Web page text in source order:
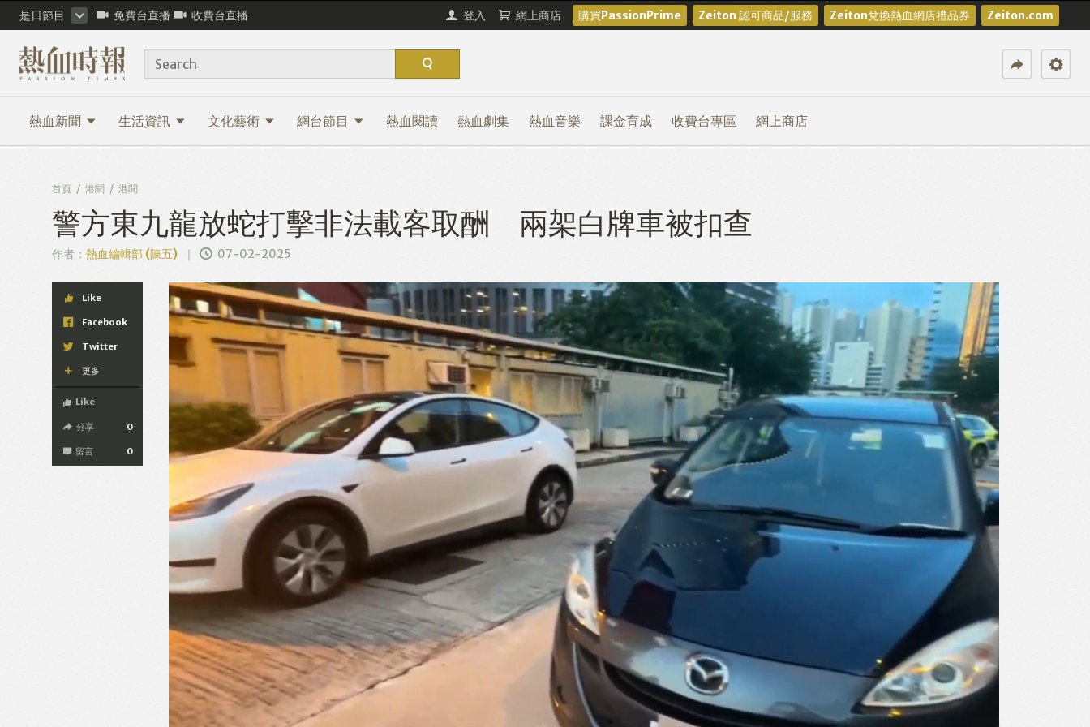
Like Facebook Twitter WhatsApp Email Print
是日節目 免費台直播 收費台直播 登入 網上商店 購買PassionPrime Zeiton 認可商品/服務 Zeiton兌換熱血網店禮品券 Zeiton.com
熱血新聞 生活資訊 文化藝術 網台節目 熱血閱讀 熱血劇集 熱血音樂 課金育成 收費台專區 網上商店
Search
首頁 港聞 港聞
警方東九龍放蛇打擊非法載客取酬 兩架白牌車被扣查
作者： 熱血編輯部 (陳五) 07-02-2025
Like
Facebook
Twitter
更多
Like
分享 0
留言 0